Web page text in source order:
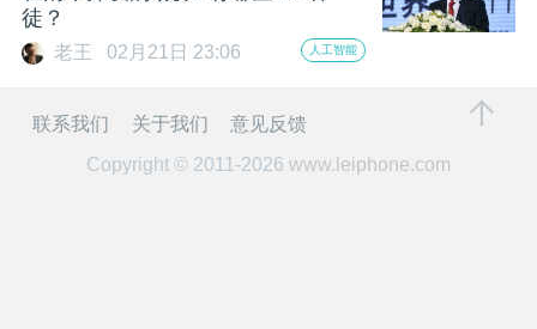
心
徒？
老王 02月21日 23:06 人工智能
联系我们 关于我们
意见反馈
Copyright © 2011-2026 www.leiphone.com